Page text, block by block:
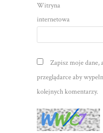
Witryna
internetowa
Zapisz moje
przeglądarce aby
kolejnych komentarzy.